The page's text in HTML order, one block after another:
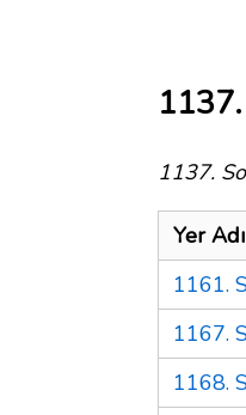
1137.
Yer Adı
1161.
1167.
1168.